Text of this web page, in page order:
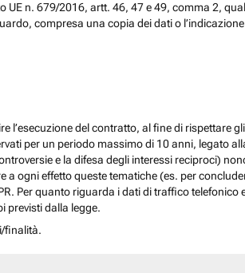
n. 679/2016, artt. 46, 47 e 49, comma 2,
compresa una copia dei dati o
del contratto, al fine di rispettare
per un periodo massimo di 10 anni, legato
e la difesa degli interessi reciproci)
ogni effetto queste tematiche (es. per
Per quanto riguarda i dati di traffico
previsti dalla legge.
finalità.